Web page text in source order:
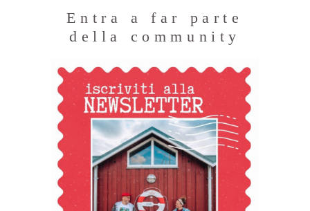
Entra a far parte
della community